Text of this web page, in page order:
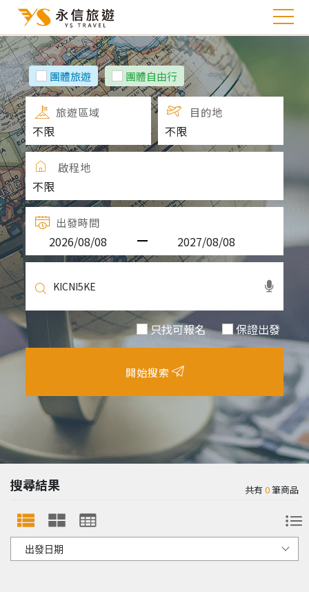
團體旅遊 團體自由行
旅遊區域 目的地
啟程地
出發時間
只找可報名 保證出發
開始搜索
搜尋結果 共有0筆商品